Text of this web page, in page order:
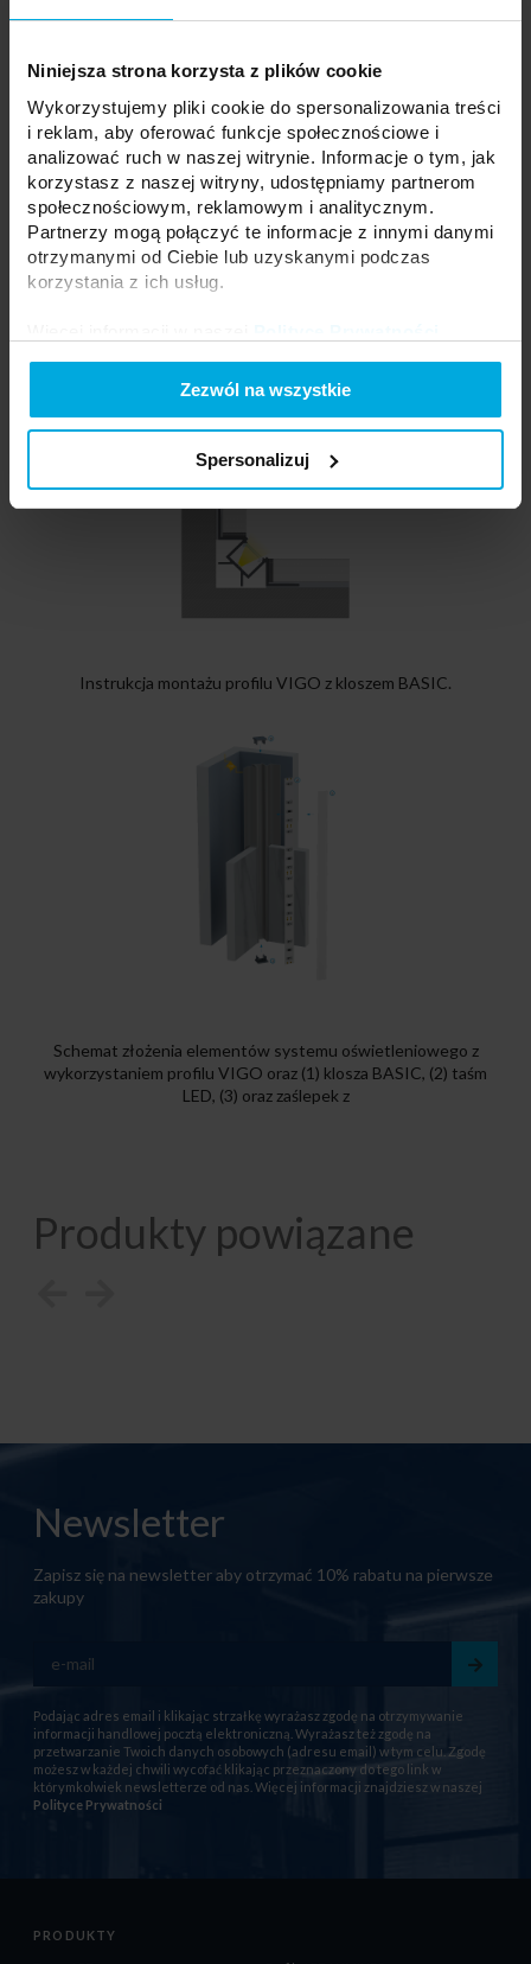
Niniejsza strona korzysta z plików cookie
Wykorzystujemy pliki cookie do spersonalizowania treści
i reklam, aby oferować funkcje społecznościowe i
analizować ruch w naszej witrynie. Informacje o tym, jak
korzystasz z naszej witryny, udostępniamy partnerom
społecznościowym, reklamowym i analitycznym.
Partnerzy mogą połączyć te informacje z innymi danymi
otrzymanymi od Ciebie lub uzyskanymi podczas
korzystania z ich usług.
Zezwól na wszystkie
Spersonalizuj
obsługi.
Instrukcja montażu profilu VIGO z kloszem BASIC.
Schemat złożenia elementów systemu oświetleniowego z
wykorzystaniem profilu VIGO oraz (1) klosza BASIC, (2) taśm
LED, (3) oraz zaślepek z
Produkty powiązane
Newsletter
Zapisz się na newsletter aby otrzymać 10% rabatu na pierwsze
zakupy
Podając adres email i klikając strzałkę wyrażasz zgodę na otrzymywanie
informacji handlowej pocztą elektroniczną. Wyrażasz też zgodę na
przetwarzanie Twoich danych osobowych (adresu email) w tym celu. Zgodę
możesz w każdej chwili wycofać klikając przeznaczony do tego link w
którymkolwiek newsletterze od nas. Więcej informacji znajdziesz w naszej
Polityce Prywatności
PRODUKTY